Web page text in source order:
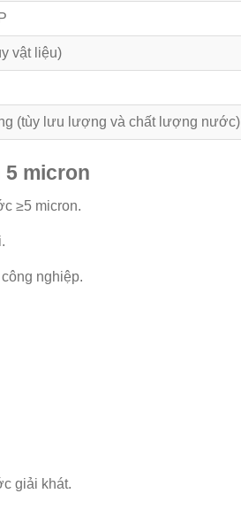
vật liệu)
(tùy lưu lượng và chất lượng nước)
5 micron
≥5 micron.
nghiệp.
giải khát.